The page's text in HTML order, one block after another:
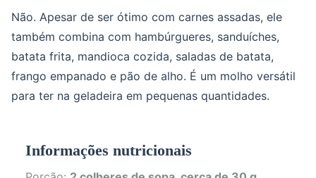
Não. Apesar de ser ótimo com carnes assadas, ele
também combina com hambúrgueres, sanduíches,
batata frita, mandioca cozida, saladas de batata,
frango empanado e pão de alho. É um molho versátil
para ter na geladeira em pequenas quantidades.
Informações nutricionais